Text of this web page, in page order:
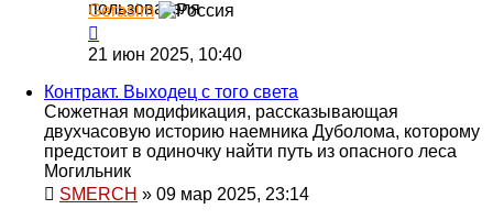
Gerasim
21 июн 2025, 10:40
Контракт. Выходец с того света
Сюжетная модификация, рассказывающая
двухчасовую историю наемника Дуболома, которому
предстоит в одиночку найти путь из опасного леса
Могильник
SMERCH » 09 мар 2025, 23:14